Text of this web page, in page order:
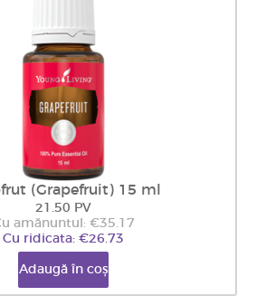
(Grapefruit) 15 ml
21.50 PV
amănuntul: €35.17
Cu ridicata: €26.73
Adaugă în coș